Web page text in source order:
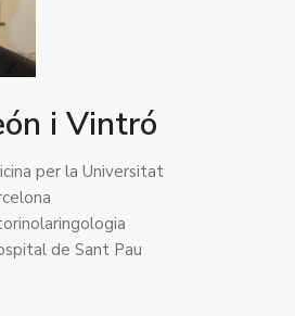
i Vintró
per la Universitat
de Sant Pau